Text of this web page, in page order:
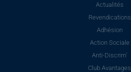
Actualités
Revendications
Adhésion
Action Sociale
Anti-Discrim'
Club Avantages